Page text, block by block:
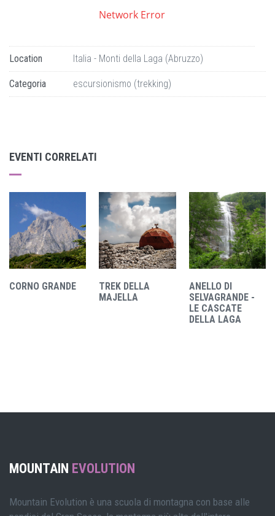
Network Error
Location Italia - Monti della Laga (Abruzzo)
Categoria escursionismo (trekking)
EVENTI CORRELATI
CORNO GRANDE
TREK DELLA
MAJELLA
ANELLO DI
SELVAGRANDE -
LE CASCATE
DELLA LAGA
MOUNTAIN EVOLUTION
Mountain Evolution è una scuola di montagna con base alle